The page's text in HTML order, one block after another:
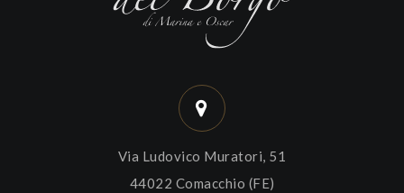
Via Ludovico Muratori, 51
44022 Comacchio (FE)